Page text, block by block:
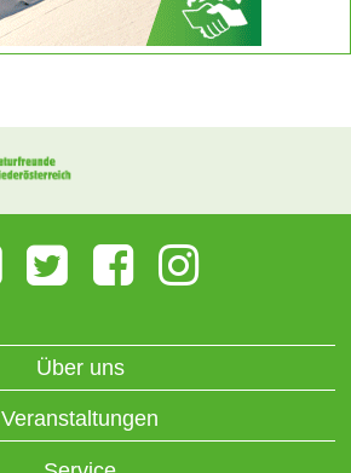
Über uns
Veranstaltungen